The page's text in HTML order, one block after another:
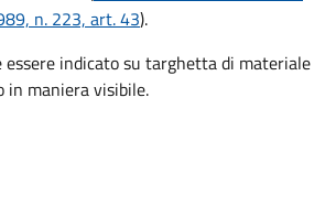
n. 223, art. 43).
essere indicato su targhetta di materiale
in maniera visibile.